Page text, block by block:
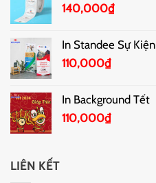
140,000₫
In Standee Sự Kiện
110,000₫
In Background Tết
110,000₫
LIÊN KẾT